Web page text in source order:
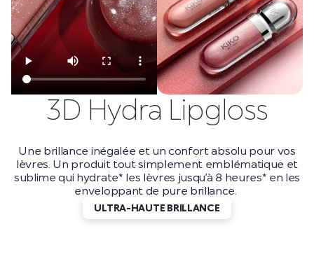
3D Hydra Lipgloss
Une brillance inégalée et un confort absolu pour vos
lèvres. Un produit tout simplement emblématique et
sublime qui hydrate* les lèvres jusqu’à 8 heures* en les
enveloppant de pure brillance.
ULTRA-HAUTE BRILLANCE